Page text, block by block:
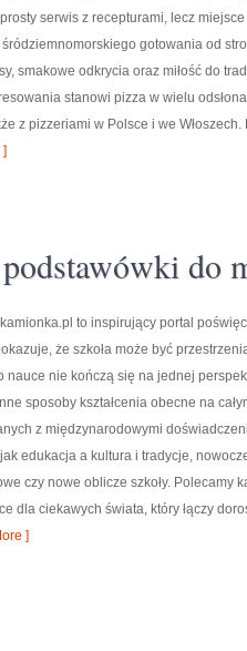
serwis z recepturami, lecz
gotowania od
smakowe odkrycia oraz miłość do
stanowi pizza w wielu
z pizzeriami w Polsce i we
podstawówki do
to inspirujący portal
że szkoła może być
nauce nie kończą się na jednej
sposoby kształcenia obecne na
z międzynarodowymi
edukacja a kultura i tradycje,
czy nowe oblicze szkoły. Polecamy
dla ciekawych świata, który łączy
]